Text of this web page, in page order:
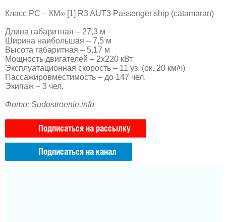
Класс РС – КМ⍟ [1] R3 AUT3 Рassenger ship (catamaran)
Длина габаритная – 27,3 м
Ширина наибольшая – 7,5 м
Высота габаритная – 5,17 м
Мощность двигателей – 2х220 кВт
Эксплуатационная скорость – 11 уз. (ок. 20 км/ч)
Пассажировместимость – до 147 чел.
Экипаж – 3 чел.
Фото: Sudostroenie.info
Подписаться на рассылку
Подписаться на канал